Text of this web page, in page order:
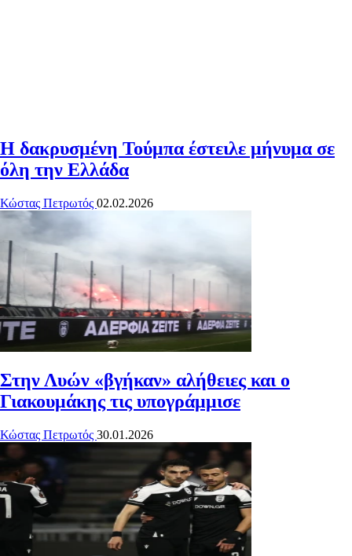
Η δακρυσμένη Τούμπα έστειλε μήνυμα σε
όλη την Ελλάδα
Κώστας Πετρωτός 02.02.2026
Στην Λυών «βγήκαν» αλήθειες και ο
Γιακουμάκης τις υπογράμμισε
Κώστας Πετρωτός 30.01.2026